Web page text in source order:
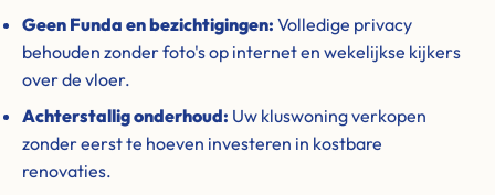
Geen Funda en bezichtigingen: Volledige privacy
behouden zonder foto's op internet en wekelijkse kijkers
over de vloer.
Achterstallig onderhoud: Uw kluswoning verkopen
zonder eerst te hoeven investeren in kostbare
renovaties.